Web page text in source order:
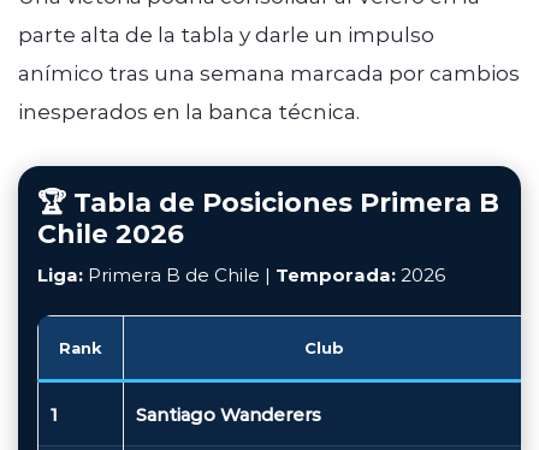
parte alta de la tabla y darle un impulso
anímico tras una semana marcada por cambios
inesperados en la banca técnica.
🏆 Tabla de Posiciones Primera B
Chile 2026
Liga: Primera B de Chile | Temporada: 2026
Rank Club
1 Santiago Wanderers